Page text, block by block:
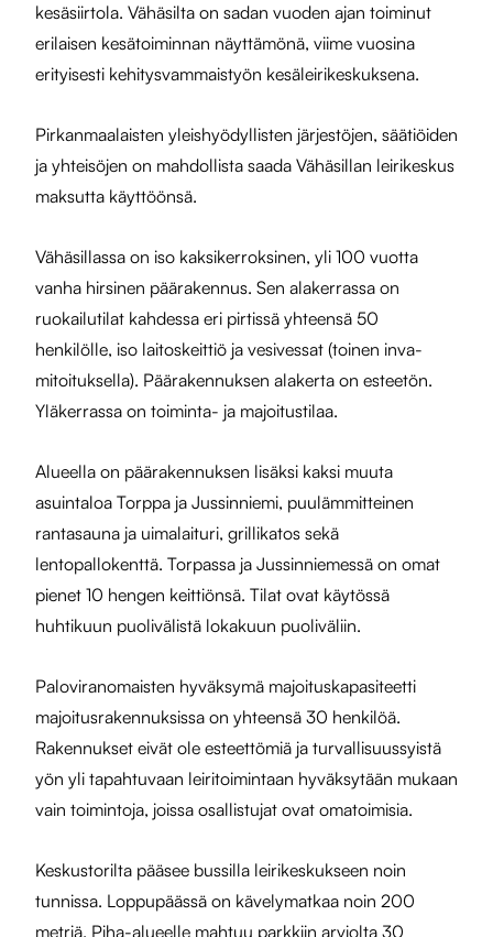
kesäsiirtola. Vähäsilta on sadan vuoden ajan toiminut
erilaisen kesätoiminnan näyttämönä, viime vuosina
erityisesti kehitysvammaistyön kesäleirikeskuksena.
Pirkanmaalaisten yleishyödyllisten järjestöjen, säätiöiden
ja yhteisöjen on mahdollista saada Vähäsillan leirikeskus
maksutta käyttöönsä.
Vähäsillassa on iso kaksikerroksinen, yli 100 vuotta
vanha hirsinen päärakennus. Sen alakerrassa on
ruokailutilat kahdessa eri pirtissä yhteensä 50
henkilölle, iso laitoskeittiö ja vesivessat (toinen inva-
mitoituksella). Päärakennuksen alakerta on esteetön.
Yläkerrassa on toiminta- ja majoitustilaa.
Alueella on päärakennuksen lisäksi kaksi muuta
asuintaloa Torppa ja Jussinniemi, puulämmitteinen
rantasauna ja uimalaituri, grillikatos sekä
lentopallokenttä. Torpassa ja Jussinniemessä on omat
pienet 10 hengen keittiönsä. Tilat ovat käytössä
huhtikuun puolivälistä lokakuun puoliväliin.
Paloviranomaisten hyväksymä majoituskapasiteetti
majoitusrakennuksissa on yhteensä 30 henkilöä.
Rakennukset eivät ole esteettömiä ja turvallisuussyistä
yön yli tapahtuvaan leiritoimintaan hyväksytään mukaan
vain toimintoja, joissa osallistujat ovat omatoimisia.
Keskustorilta pääsee bussilla leirikeskukseen noin
tunnissa. Loppupäässä on kävelymatkaa noin 200
metriä. Piha-alueelle mahtuu parkkiin arviolta 30